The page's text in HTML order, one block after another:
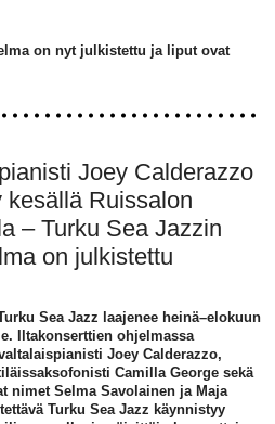
on nyt julkistettu ja liput ovat
Joey Calderazzo
kesällä Ruissalon
– Turku Sea Jazzin
on julkistettu
Sea Jazz laajenee heinä–elokuun
Iltakonserttien ohjelmassa
Joey Calderazzo,
Camilla George sekä
nimet Selma Savolainen ja Maja
Turku Sea Jazz käynnistyy